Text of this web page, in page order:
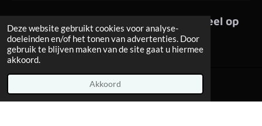
Deze website gebruikt cookies voor analyse-
doeleinden en/of het tonen van advertenties. Door
gebruik te blijven maken van de site gaat u hiermee
akkoord.
Akkoord
Trainen bij Diegosportcoach is geheel op
eigen risico.